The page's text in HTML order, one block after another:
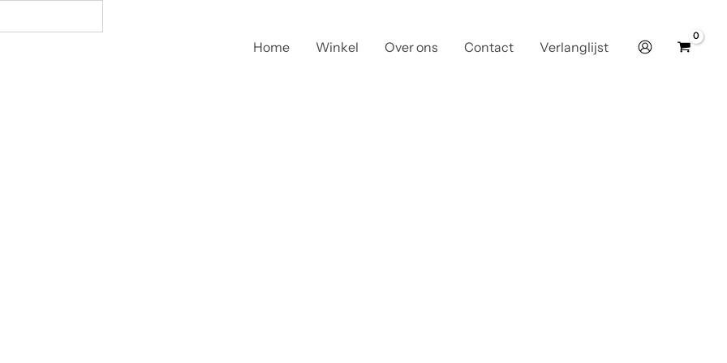
Home Winkel Over ons Contact Verlanglijst